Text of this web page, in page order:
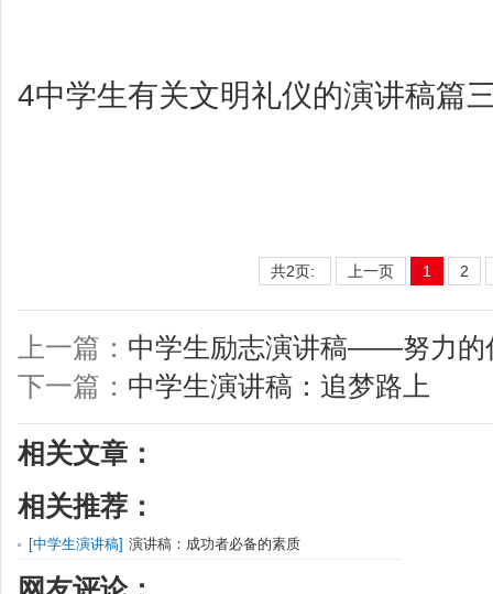
4中学生有关文明礼仪的演讲稿篇
共2页: 上一页 1 2
上一篇： 中学生励志演讲稿——努力的
下一篇： 中学生演讲稿：追梦路上
相关文章：
相关推荐：
[中学生演讲稿] 演讲稿：成功者必备的素质